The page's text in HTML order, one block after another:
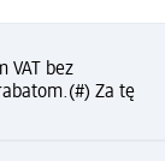
VAT bez
(#) Za tę